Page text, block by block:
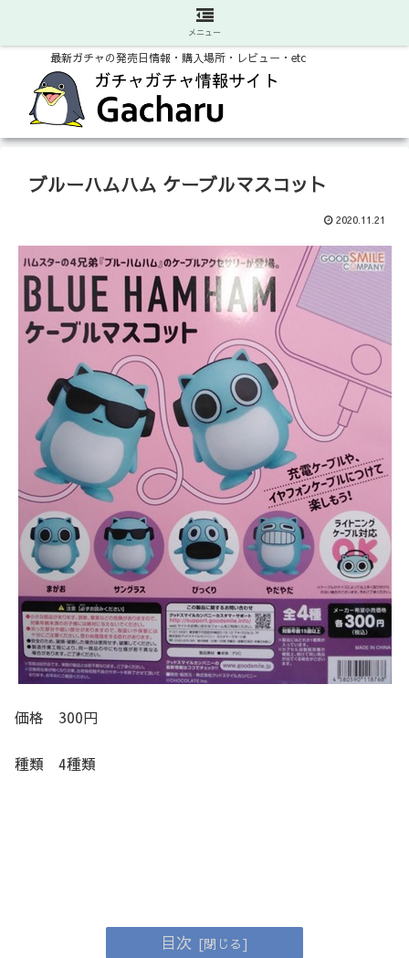
最新ガチャの発売日情報・購入場所・レビュー・etc
ブルーハムハム ケーブルマスコット
2020.11.21
価格 300円
種類 4種類
目次
メニュー